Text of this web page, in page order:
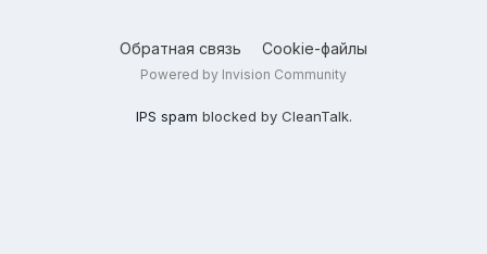
Обратная связь Cookie-файлы
Powered by Invision Community
IPS spam blocked by CleanTalk.